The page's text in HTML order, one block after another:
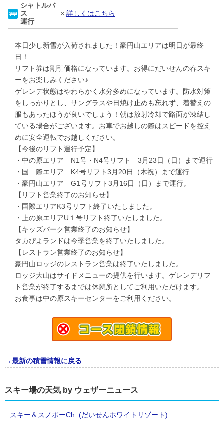
シャトルバ
ス
運行
× 詳しくはこちら
本日少し新雪が入荷されました！豪円山エリアは明日が最終
日！
リフト券は割引価格になっています。お得にだいせんの春スキ
ーをお楽しみください♪
ゲレンデ状態はやわらかく水分多めになっています。防水対策
をしっかりとし、サングラスや日焼け止めも忘れず、着替えの
服もあったほうが良いでしょう！朝は放射冷却で路面が凍結し
ている場合がございます。お車でお越しの際はスピードを控え
めに安全運転でお越しください。
【今後のリフト運行予定】
・中の原エリア N1号・N4号リフト 3月23日（日）まで運行
・国 際エリア K4号リフト3月20日（木祝）まで運行
・豪円山エリア G1号リフト3月16日（日）まで運行。
【リフト営業終了のお知らせ】
・国際エリアK3号リフト終了いたしました。
・上の原エリアU１号リフト終了いたしました。
【キッズパーク営業終了のお知らせ】
タカぴよランドは今季営業を終了いたしました。
【レストラン営業終了のお知らせ】
豪円山ロッジのレストラン営業は終了いたしました。
ロッジ大山はサイドメニューの提供を行います。ゲレンデリフ
ト営業が終了するまでは休憩所としてご利用いただけます。
お食事は中の原スキーセンターをご利用ください。
→最新の積雪情報に戻る
スキー場の天気 by ウェザーニュース
スキー＆スノボーCh. (だいせんホワイトリゾート)